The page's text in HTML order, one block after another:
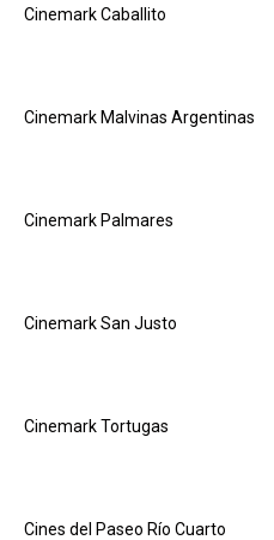
Cinemark Caballito
Cinemark Malvinas Argentinas
Cinemark Palmares
Cinemark San Justo
Cinemark Tortugas
Cines del Paseo Río Cuarto